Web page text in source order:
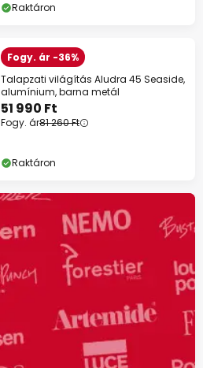
Raktáron
Fogy. ár -36%
Talapzati világítás Aludra 45 Seaside,
alumínium, barna metál
51 990 Ft
Fogy. ár81 260 Ft
Raktáron